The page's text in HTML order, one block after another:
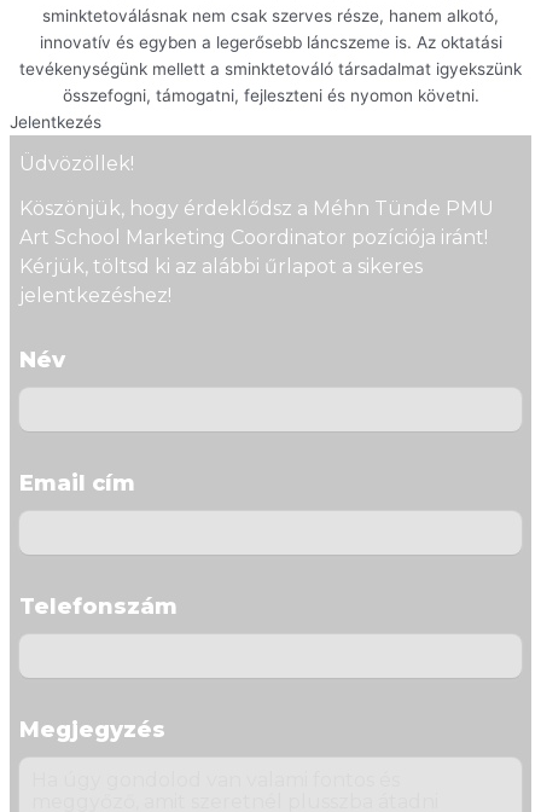
sminktetoválásnak nem csak szerves része, hanem alkotó,
innovatív és egyben a legerősebb láncszeme is. Az oktatási
tevékenységünk mellett a sminktetováló társadalmat igyekszünk
összefogni, támogatni, fejleszteni és nyomon követni.
Jelentkezés